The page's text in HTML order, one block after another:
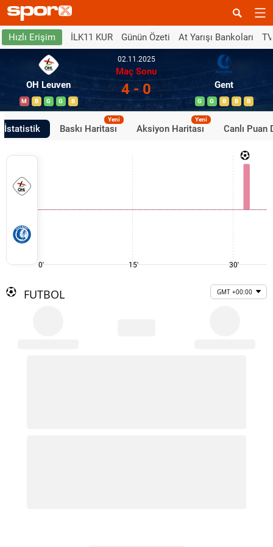
Hızlı Erişim İLK11 KUR Günün Özeti At Yarışı Bankoları
OH Leuven
M B G G B
02.11.2025
Maç Sonu
4 - 0 Gent
G G B B B
İstatistik Baskı Haritası
Yeni
Aksiyon Haritası
Yeni
Canlı Puan
0' 15' 30'
FUTBOL GMT +00:00